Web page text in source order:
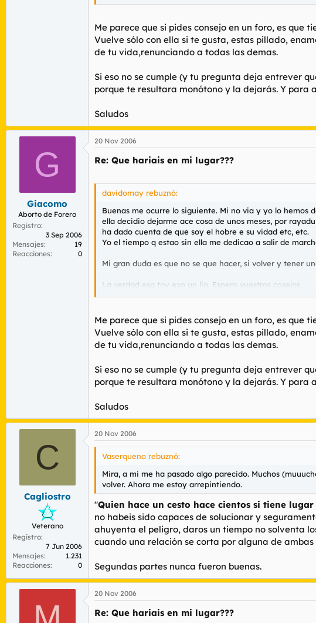
Me parece que si pides consejo en un foro, es que
Vuelve sólo con ella si te gusta, estas pillado,
de tu vida,renunciando a todas las demas.
Si eso no se cumple (y tu pregunta deja entrever
porque te resultara monótono y la dejarás. Y para
Saludos
G
Giacomo
Aborto de Forero
Registro
3 Sep 2006
Mensajes
19
Reacciones
0
20 Nov 2006
Re: Que hariais en mi lugar???
davidomay rebuznó:
Buenas me ocurre lo siguiente. Mi no via y yo lo hemos
ella decidio dejarme ace cosa de unos meses, por
ha dado cuenta de que soy el hobre e su vidad etc, etc.
Yo el tiempo q estao sin ella me dedicao a salir de
Mi gran duda es que no se que hacer, si volver y tener
La verdad esq toy exo un lio. Espero vuestros cosejos.
Me parece que si pides consejo en un foro, es que
Vuelve sólo con ella si te gusta, estas pillado,
de tu vida,renunciando a todas las demas.
Si eso no se cumple (y tu pregunta deja entrever
porque te resultara monótono y la dejarás. Y para
Saludos
C
Cagliostro
Veterano
Registro
7 Jun 2006
Mensajes
1.231
Reacciones
0
20 Nov 2006
Vaserqueno rebuznó:
Mira, a mi me ha pasado algo parecido. Muchos
volver. Ahora me estoy arrepintiendo.
"Quien hace un cesto hace cientos si tiene
no habeis sido capaces de solucionar y
ahuyenta el peligro, daros un tiempo no solventa
cuando una relación se corta por alguna de
Segundas partes nunca fueron buenas.
20 Nov 2006
Re: Que hariais en mi lugar???